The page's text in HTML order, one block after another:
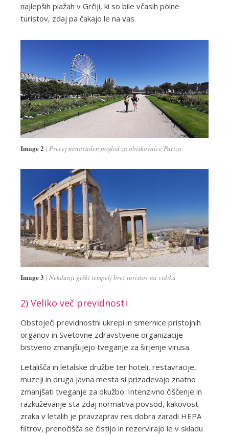
najlepših plažah v Grčiji, ki so bile včasih polne
turistov, zdaj pa čakajo le na vas.
Image 2 Precej nenavaden pogled za obiskovalce Pariza
Image 3 Nekdanji grški tempelj brez turistov na vidiku
2) Veliko več previdnosti
Obstoječi previdnostni ukrepi in smernice pristojnih
organov in Svetovne zdravstvene organizacije
bistveno zmanjšujejo tveganje za širjenje virusa.
Letališča in letalske družbe ter hoteli, restavracije,
muzeji in druga javna mesta si prizadevajo znatno
zmanjšati tveganje za okužbo. Intenzivno čiščenje in
razkuževanje sta zdaj normativa povsod, kakovost
zraka v letalih je pravzaprav res dobra zaradi HEPA
filtrov, prenočišča se čistijo in rezervirajo le v skladu